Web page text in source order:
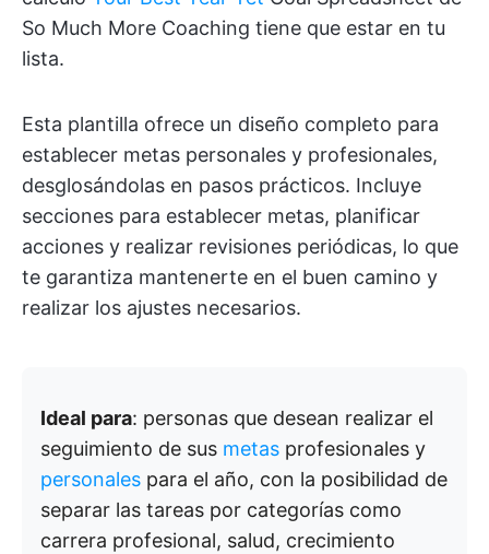
So Much More Coaching tiene que estar en tu
lista.
Esta plantilla ofrece un diseño completo para
establecer metas personales y profesionales,
desglosándolas en pasos prácticos. Incluye
secciones para establecer metas, planificar
acciones y realizar revisiones periódicas, lo que
te garantiza mantenerte en el buen camino y
realizar los ajustes necesarios.
Ideal para: personas que desean realizar el
seguimiento de sus metas profesionales y
personales para el año, con la posibilidad de
separar las tareas por categorías como
carrera profesional, salud, crecimiento